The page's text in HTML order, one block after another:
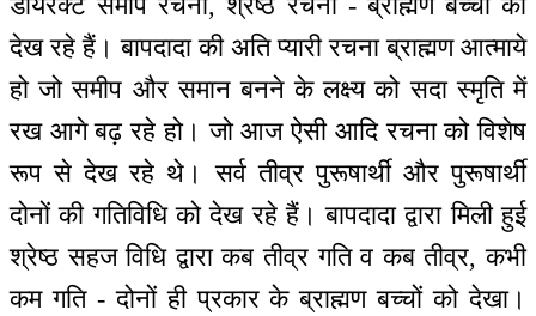
देख रहे हैं। बापदादा की अति प्यारी रचना ब्राह्मण आत्माये
हो जो समीप और समान बनने के लक्ष्य को सदा स्मृति में
रख आगे बढ़ रहे हो। जो आज ऐसी आदि रचना को विशेष
रूप से देख रहे थे। सर्व तीव्र पुरूषार्थी और पुरूषार्थी
दोनों की गतिविधि को देख रहे हैं। बापदादा द्वारा मिली हुई
श्रेष्ठ सहज विधि द्वारा कब तीव्र गति व कब तीव्र, कभी
कम गति - दोनों ही प्रकार के ब्राह्मण बच्चों को देखा।